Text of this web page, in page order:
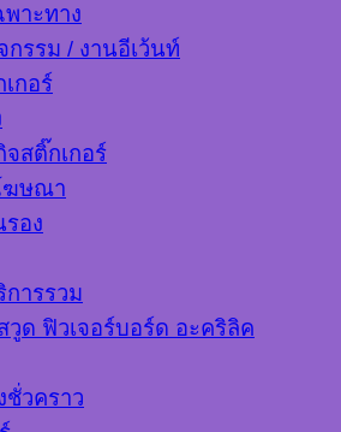
พาะทาง
กรรม / งานอีเว้นท์
กอร์
สติ๊กเกอร์
ฆษณา
อง
การรวม
วูด ฟิวเจอร์บอร์ด อะคริลิค
วคราว